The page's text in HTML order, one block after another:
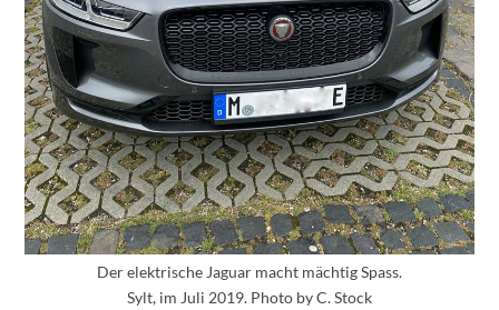
Der elektrische Jaguar macht mächtig Spass.
Sylt, im Juli 2019. Photo by C. Stock